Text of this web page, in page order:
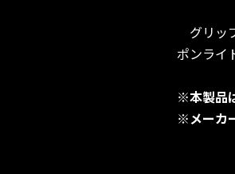
グリッ
ポンライ
※本製品
※メーカ